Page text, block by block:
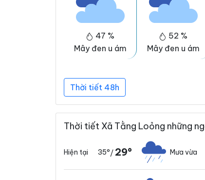
47 %
Mây đen u ám
52 %
Mây đen u ám
Thời tiết 48h
Thời tiết Xã Tằng Loỏng những
Hiện tại 35°/ 29° Mưa vừa